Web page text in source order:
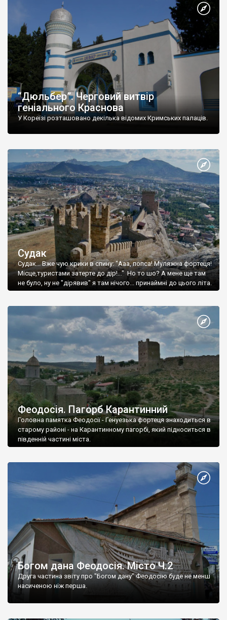
“Дюльбер”. Черговий витвір
геніального Краснова
У Кореїзі розташовано декілька відомих Кримських палаців.
Судак
Судак... Вже чую крики в спину: "Ааа, попса! Муляжна фортеця!
Місце,туристами затерте до дір!..." Но то шо? А мене ще там
не було, ну не "дірявив" я там нічого... принаймні до цього літа.
Феодосія. Пагорб Карантинний
Головна памятка Феодосії - Генуезька фортеця знаходиться в
старому районі - на Карантинному пагорбі, який підноситься в
південній частині міста.
Богом дана Феодосія. Місто Ч.2
Друга частина звіту про "Богом дану" Феодосію буде не менш
насиченою ніж перша.